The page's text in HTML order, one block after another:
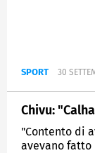
SPORT 30
Chivu:
"Contento di
avevano